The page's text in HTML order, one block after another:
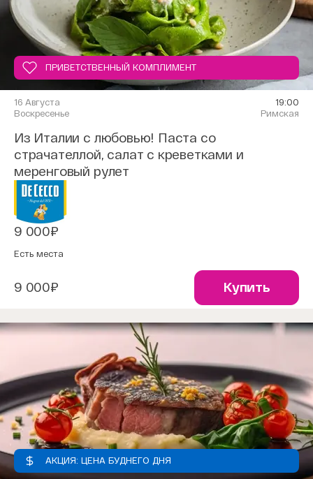
ПРИВЕТСТВЕННЫЙ КОМПЛИМЕНТ
16 Августа
Воскресенье
19:00
Римская
Из Италии с любовью! Паста со
страчателлой, салат с креветками и
меренговый рулет
9 000₽
Есть места
9 000₽ Купить
АКЦИЯ: ЦЕНА БУДНЕГО ДНЯ